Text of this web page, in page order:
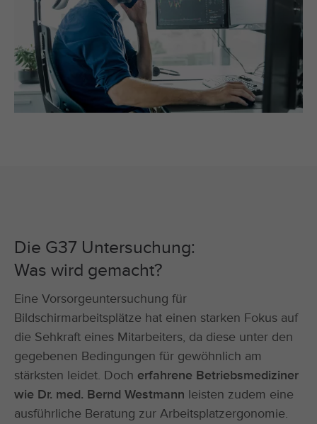
Die G37 Untersuchung:
Was wird gemacht?
Eine Vorsorgeuntersuchung für
Bildschirmarbeitsplätze hat einen starken Fokus auf
die Sehkraft eines Mitarbeiters, da diese unter den
gegebenen Bedingungen für gewöhnlich am
stärksten leidet. Doch erfahrene Betriebsmediziner
wie Dr. med. Bernd Westmann leisten zudem eine
ausführliche Beratung zur Arbeitsplatzergonomie.